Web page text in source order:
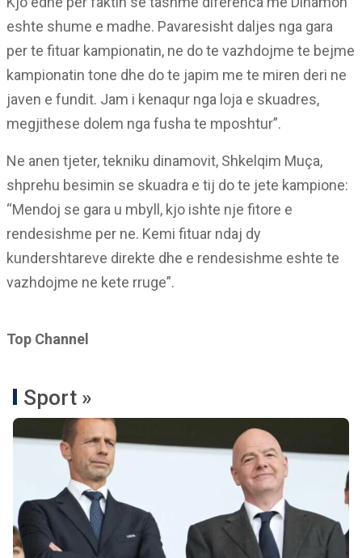
eshte shume e madhe. Pavaresisht daljes nga gara
per te fituar kampionatin, ne do te vazhdojme te bejme
kampionatin tone dhe do te japim me te miren deri ne
javen e fundit. Jam i kenaqur nga loja e skuadres,
megjithese dolem nga fusha te mposhtur”.
Ne anen tjeter, tekniku dinamovit, Shkelqim Muça,
shprehu besimin se skuadra e tij do te jete kampione:
“Mendoj se gara u mbyll, kjo ishte nje fitore e
rendesishme per ne. Kemi fituar ndaj dy
kundershtareve direkte dhe e rendesishme eshte te
vazhdojme ne kete rruge”.
Top Channel
Sport »